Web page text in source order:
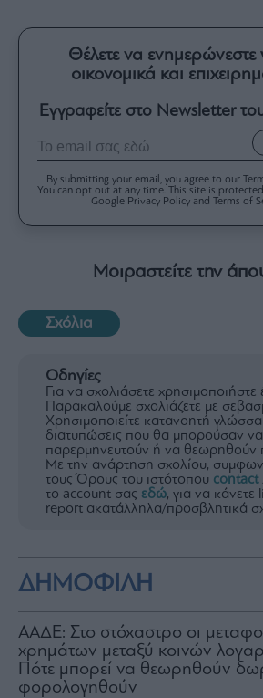
Θέλετε να ενημερώνεστε
οικονομικά και
Εγγραφείτε στο Newsletter
By submitting your email, you agree to our
You can opt out at any time. This site is
Google Privacy Policy and Terms of
Μοιραστείτε την
Σχόλια
Οδηγίες
Για να σχολιάσετε
Παρακαλούμε σχολιάζετε με
Χρησιμοποιείτε κατανοητή
διατυπώσεις που θα μπορούσαν να
παρερμηνευτούν ή να θεωρηθούν
Με την ανάρτηση σχολίου,
τους Όρους του ιστότοπου contact
το account σας εδώ, για να
report ακατάλληλα/προσβλητικά
ΔΗΜΟΦΙΛΗ
ΑΑΔΕ: Στο στόχαστρο οι
χρημάτων μεταξύ κοινών
Πότε μπορεί να θεωρηθούν
φορολογηθούν